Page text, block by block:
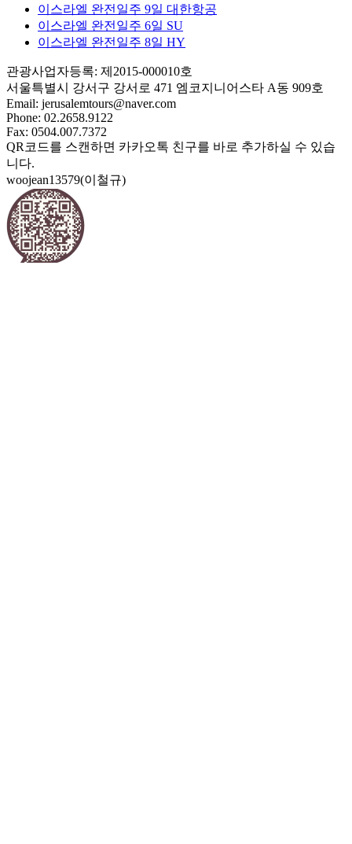
이스라엘 완전일주 9일 대한항공
이스라엘 완전일주 6일 SU
이스라엘 완전일주 8일 HY
관광사업자등록: 제2015-000010호
서울특별시 강서구 강서로 471 엠코지니어스타 A동 909호
Email: jerusalemtours@naver.com
Phone: 02.2658.9122
Fax: 0504.007.7372
QR코드를 스캔하면 카카오톡 친구를 바로 추가하실 수 있습
니다.
woojean13579(이철규)